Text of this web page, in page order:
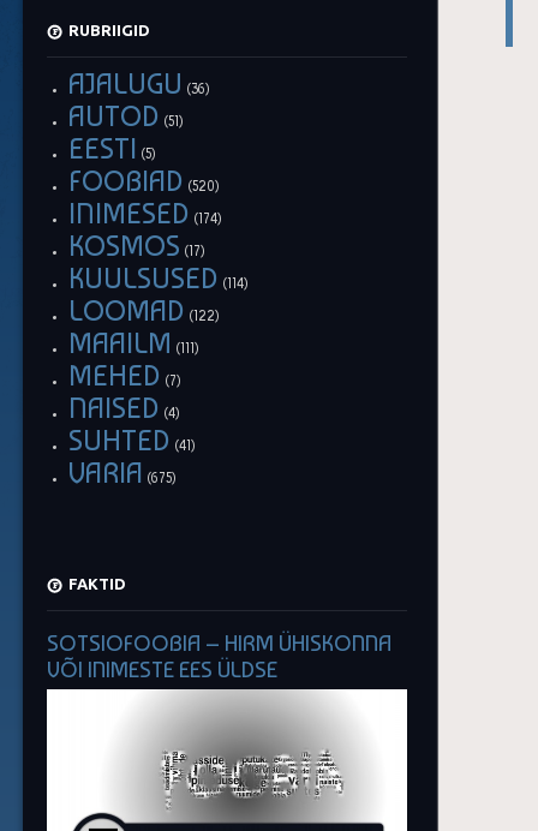
RUBRIIGID
AJALUGU (36)
AUTOD (51)
EESTI (5)
FOOBIAD (520)
INIMESED (174)
KOSMOS (17)
KUULSUSED (114)
LOOMAD (122)
MAAILM (111)
MEHED (7)
NAISED (4)
SUHTED (41)
VARIA (675)
FAKTID
SOTSIOFOOBIA – HIRM ÜHISKONNA
VÕI INIMESTE EES ÜLDSE